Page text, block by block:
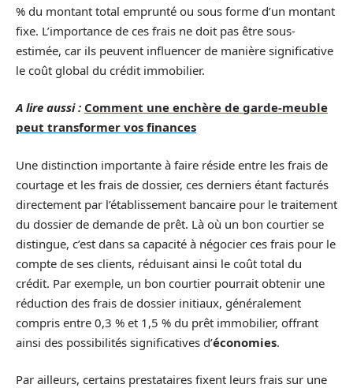
% du montant total emprunté ou sous forme d’un montant
fixe. L’importance de ces frais ne doit pas être sous-
estimée, car ils peuvent influencer de manière significative
le coût global du crédit immobilier.
A lire aussi : Comment une enchère de garde-meuble
peut transformer vos finances
Une distinction importante à faire réside entre les frais de
courtage et les frais de dossier, ces derniers étant facturés
directement par l’établissement bancaire pour le traitement
du dossier de demande de prêt. Là où un bon courtier se
distingue, c’est dans sa capacité à négocier ces frais pour le
compte de ses clients, réduisant ainsi le coût total du
crédit. Par exemple, un bon courtier pourrait obtenir une
réduction des frais de dossier initiaux, généralement
compris entre 0,3 % et 1,5 % du prêt immobilier, offrant
ainsi des possibilités significatives d’économies.
Par ailleurs, certains prestataires fixent leurs frais sur une